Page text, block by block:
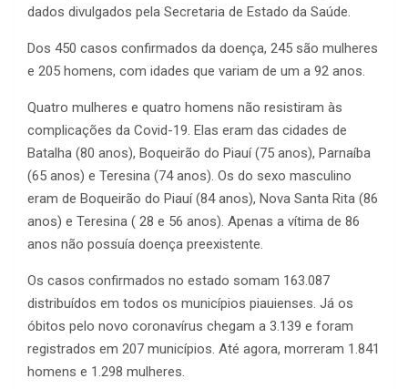
dados divulgados pela Secretaria de Estado da Saúde.
Dos 450 casos confirmados da doença, 245 são mulheres
e 205 homens, com idades que variam de um a 92 anos.
Quatro mulheres e quatro homens não resistiram às
complicações da Covid-19. Elas eram das cidades de
Batalha (80 anos), Boqueirão do Piauí (75 anos), Parnaíba
(65 anos) e Teresina (74 anos). Os do sexo masculino
eram de Boqueirão do Piauí (84 anos), Nova Santa Rita (86
anos) e Teresina ( 28 e 56 anos). Apenas a vítima de 86
anos não possuía doença preexistente.
Os casos confirmados no estado somam 163.087
distribuídos em todos os municípios piauienses. Já os
óbitos pelo novo coronavírus chegam a 3.139 e foram
registrados em 207 municípios. Até agora, morreram 1.841
homens e 1.298 mulheres.